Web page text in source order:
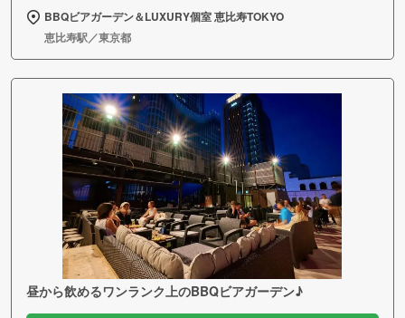
BBQビアガーデン＆LUXURY個室 恵比寿TOKYO
恵比寿駅／東京都
昼から飲めるワンランク上のBBQビアガーデン♪